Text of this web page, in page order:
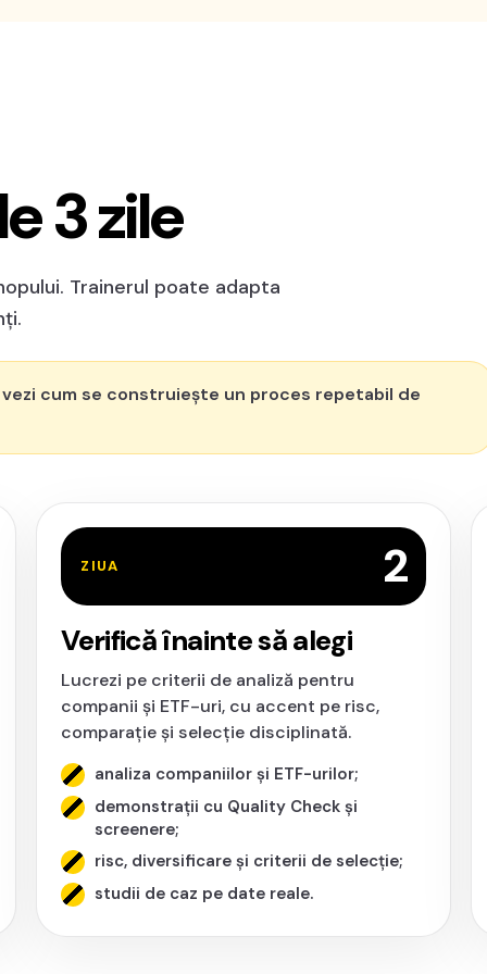
3 zile
Trainerul poate adapta
cum se construiește un proces repetabil de
ZIUA 2
Verifică înainte să alegi
Lucrezi pe criterii de analiză pentru
companii și ETF-uri, cu accent pe risc,
comparație și selecție disciplinată.
analiza companiilor și ETF-urilor;
demonstrații cu Quality Check și
screenere;
risc, diversificare și criterii de selecție;
studii de caz pe date reale.